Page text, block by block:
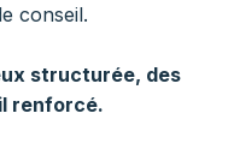
conseil.
structurée, des
renforcé.